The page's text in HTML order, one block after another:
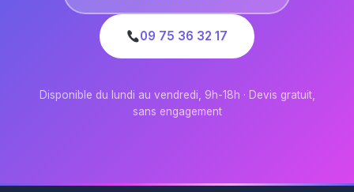
09 75 36 32 17
Disponible du lundi au vendredi, 9h-18h · Devis gratuit,
sans engagement